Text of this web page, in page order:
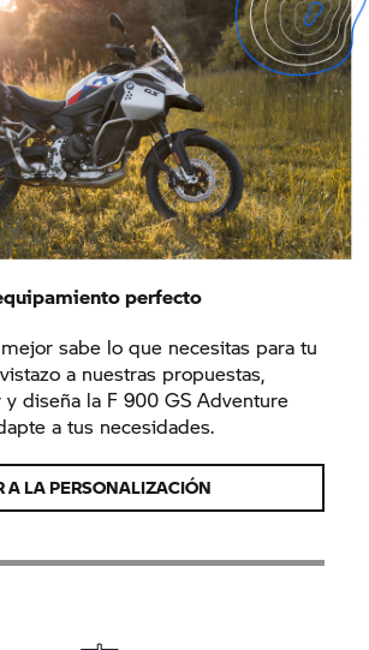
perfecto
sabe lo que necesitas para tu
a nuestras propuestas,
diseña la F 900 GS Adventure
a tus necesidades.
A LA PERSONALIZACIÓN